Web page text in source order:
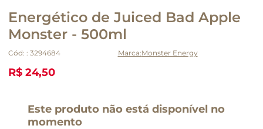
Energético de Juiced Bad Apple
Monster - 500ml
Cód: : 3294684 Monster Energy
R$ 24,50
Este produto não está disponível no
momento